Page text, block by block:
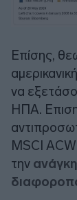
Επίσης,
να
ΗΠΑ.
MSCI
την